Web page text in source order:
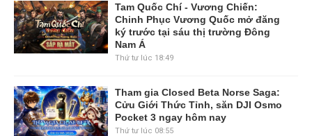
Tam Quốc Chí - Vương Chiến:
Chinh Phục Vương Quốc mở đăng
ký trước tại sáu thị trường Đông
Nam Á
Thứ tư lúc 18:49
Tham gia Closed Beta Norse Saga:
Cửu Giới Thức Tỉnh, săn DJI Osmo
Pocket 3 ngay hôm nay
Thứ tư lúc 08:55